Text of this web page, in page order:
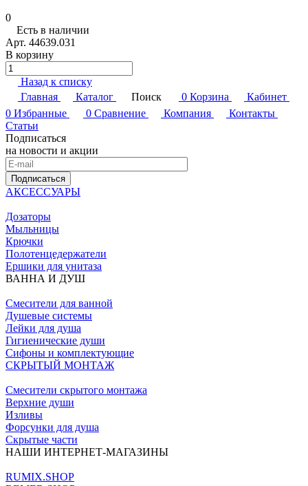
0
Есть в наличии
Арт. 44639.031
В корзину
Назад к списку
Главная
Каталог Поиск 0 Корзина
Кабинет
0 Избранные 0 Сравнение Компания
Контакты
Статьи
Подписаться
на новости и акции
Подписаться
АКСЕССУАРЫ
Дозаторы
Мыльницы
Крючки
Полотенцедержатели
Ершики для унитаза
ВАННА И ДУШ
Смесители для ванной
Душевые системы
Лейки для душа
Гигиенические души
Сифоны и комплектующие
СКРЫТЫЙ МОНТАЖ
Смесители скрытого монтажа
Верхние души
Изливы
Форсунки для душа
Скрытые части
НАШИ ИНТЕРНЕТ-МАГАЗИНЫ
RUMIX.SHOP